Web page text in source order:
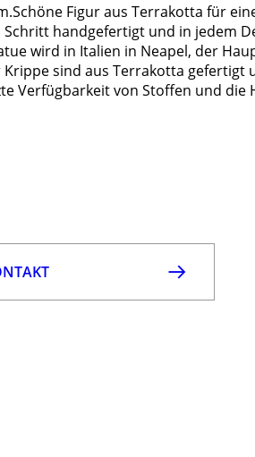
Figur aus Terrakotta für
handgefertigt und in jedem
wird in Italien in Neapel, der
sind aus Terrakotta gefertigt
Verfügbarkeit von Stoffen und die